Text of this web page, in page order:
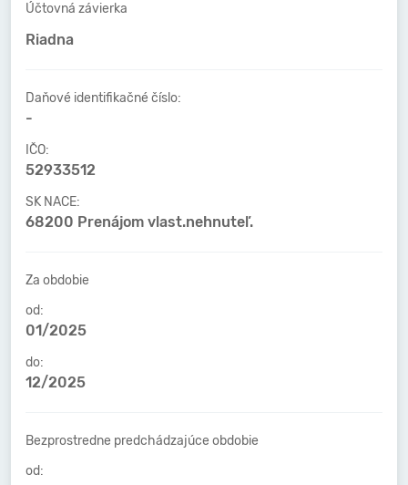
Účtovná závierka
Riadna
Daňové identifikačné číslo:
-
IČO:
52933512
SK NACE:
68200 Prenájom vlast.nehnuteľ.
Za obdobie
od:
01/2025
do:
12/2025
Bezprostredne predchádzajúce obdobie
od: